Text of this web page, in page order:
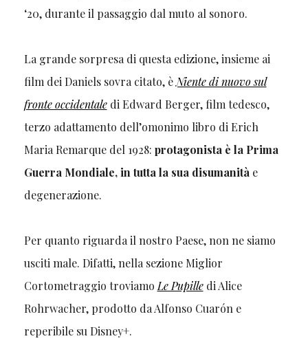
‘20, durante il passaggio dal muto al sonoro.
La grande sorpresa di questa edizione, insieme ai
film dei Daniels sovra citato, èNiente di nuovo sul
fronte occidentaledi Edward Berger, film tedesco,
terzo adattamento dell’omonimo libro di Erich
Maria Remarque del 1928: protagonista è la Prima
Guerra Mondiale, in tutta la sua disumanitàe
degenerazione.
Per quanto riguarda il nostro Paese, non ne siamo
usciti male. Difatti, nella sezione Miglior
Cortometraggio troviamoLe Pupille di Alice
Rohrwacher, prodotto da Alfonso Cuarón e
reperibile su Disney+.